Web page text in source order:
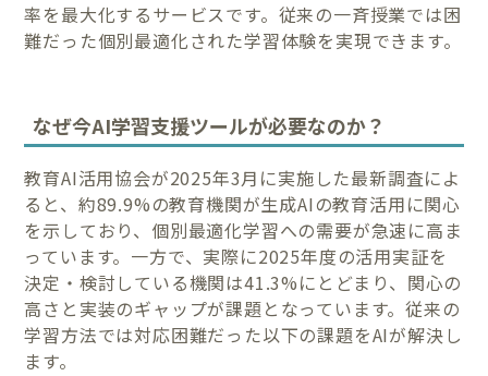
率を最大化するサービスです。従来の一斉授業では困
難だった個別最適化された学習体験を実現できます。
なぜ今AI学習支援ツールが必要なのか？
教育AI活用協会が2025年3月に実施した最新調査によ
ると、約89.9%の教育機関が生成AIの教育活用に関心
を示しており、個別最適化学習への需要が急速に高ま
っています。一方で、実際に2025年度の活用実証を
決定・検討している機関は41.3%にとどまり、関心の
高さと実装のギャップが課題となっています。従来の
学習方法では対応困難だった以下の課題をAIが解決し
ます。